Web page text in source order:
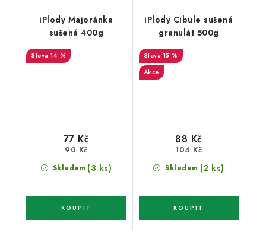
iPlody Majoránka
sušená 400g
14 %
Skladem (3 ks)
77 Kč
90 Kč
iPlody Cibule sušená
granulát 500g
15 %
Akce
Skladem (2 ks)
88 Kč
104 Kč